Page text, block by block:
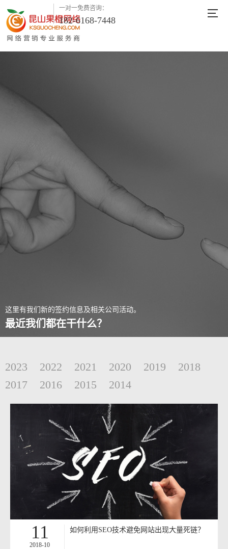
一对一免费咨询：
182-6168-7448
这里有我们新的签约信息及相关公司活动。
最近我们都在干什么？
2023 2022 2021 2020 2019
2018
2017
2016 2015 2014
11
2018-10
如何利用SEO技术避免网站出现大量死链？